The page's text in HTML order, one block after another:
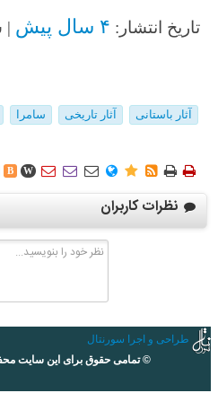
تاریخ انتشار: ۴ سال پیش |
آثار باستانی آثار تاریخی سامرا
B W        
نظرات کاربران
طراحی و اجرا سورنتال
© تمامی حقوق برای این سایت